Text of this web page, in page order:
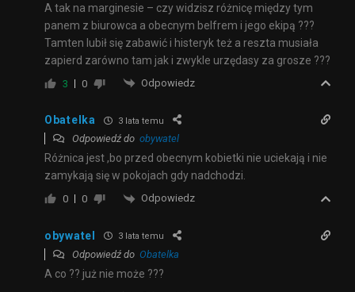
A tak na marginesie – czy widzisz różnicę między tym
panem z biurowca a obecnym belfrem i jego ekipą ???
Tamten lubił się zabawić i histeryk też a reszta musiała
zapierd zarówno tam jak i zwykle urzędasy za grosze ???
3 0 Odpowiedz
Obatelka 3 lata temu
Odpowiedź do obywatel
Różnica jest ,bo przed obecnym kobietki nie uciekają i nie
zamykają się w pokojach gdy nadchodzi.
0 0 Odpowiedz
obywatel 3 lata temu
Odpowiedź do Obatelka
A co ?? już nie może ???